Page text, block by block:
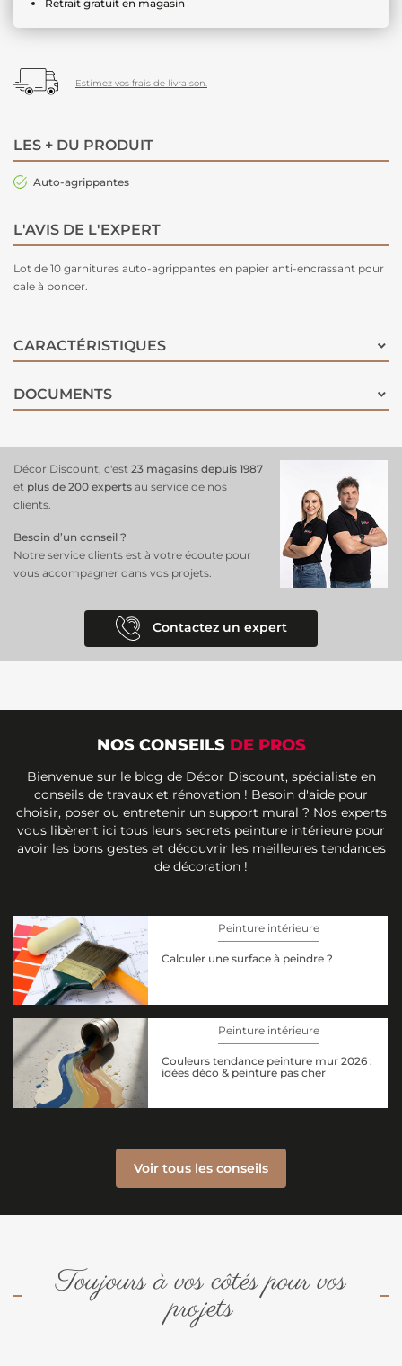
Retrait gratuit en magasin
Estimez vos frais de livraison.
LES + DU PRODUIT
Auto-agrippantes
L'AVIS DE L'EXPERT
Lot de 10 garnitures auto-agrippantes en papier anti-encrassant pour
cale à poncer.
CARACTÉRISTIQUES
DOCUMENTS
Décor Discount, c'est 23 magasins depuis 1987
et plus de 200 experts au service de nos
clients.
Besoin d’un conseil ?
Notre service clients est à votre écoute pour
vous accompagner dans vos projets.
Contactez un expert
NOS CONSEILS DE PROS
Bienvenue sur le blog de Décor Discount, spécialiste en
conseils de travaux et rénovation ! Besoin d'aide pour
choisir, poser ou entretenir un support mural ? Nos experts
vous libèrent ici tous leurs secrets peinture intérieure pour
avoir les bons gestes et découvrir les meilleures tendances
de décoration !
Peinture intérieure
Calculer une surface à peindre ?
Peinture intérieure
Couleurs tendance peinture mur 2026 :
idées déco & peinture pas cher
Voir tous les conseils
Toujours à vos côtés pour vos
projets